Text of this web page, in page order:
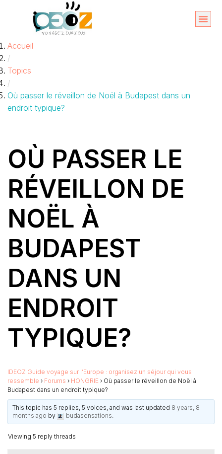
contenu
Accueil
/
Topics
/
Où passer le réveillon de Noël à Budapest dans un
endroit typique?
OÙ PASSER LE
RÉVEILLON DE
NOËL À
BUDAPEST
DANS UN
ENDROIT
TYPIQUE?
IDEOZ Guide voyage sur l’Europe : organisez un séjour qui vous
ressemble › Forums › HONGRIE › Où passer le réveillon de Noël à
Budapest dans un endroit typique?
This topic has 5 replies, 5 voices, and was last updated 8 years, 8
months ago by budasensations.
Viewing 5 reply threads